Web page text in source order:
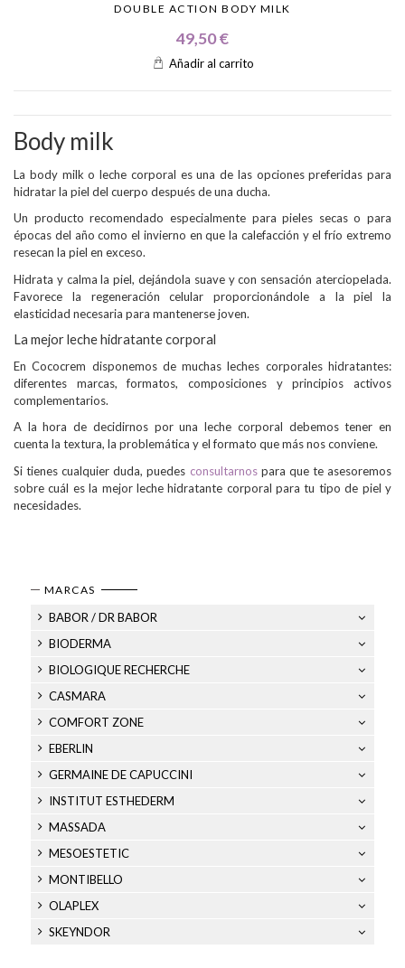
DOUBLE ACTION BODY MILK
49,50 €
Añadir al carrito
Body milk
La body milk o leche corporal es una de las opciones preferidas para
hidratar la piel del cuerpo después de una ducha.
Un producto recomendado especialmente para pieles secas o para
épocas del año como el invierno en que la calefacción y el frío extremo
resecan la piel en exceso.
Hidrata y calma la piel, dejándola suave y con sensación aterciopelada.
Favorece la regeneración celular proporcionándole a la piel la
elasticidad necesaria para mantenerse joven.
La mejor leche hidratante corporal
En Cococrem disponemos de muchas leches corporales hidratantes:
diferentes marcas, formatos, composiciones y principios activos
complementarios.
A la hora de decidirnos por una leche corporal debemos tener en
cuenta la textura, la problemática y el formato que más nos conviene.
Si tienes cualquier duda, puedes consultarnospara que te asesoremos
sobre cuál es la mejor leche hidratante corporal para tu tipo de piel y
necesidades.
MARCAS
BABOR / DR BABOR
BIODERMA
BIOLOGIQUE RECHERCHE
CASMARA
COMFORT ZONE
EBERLIN
GERMAINE DE CAPUCCINI
INSTITUT ESTHEDERM
MASSADA
MESOESTETIC
MONTIBELLO
OLAPLEX
SKEYNDOR